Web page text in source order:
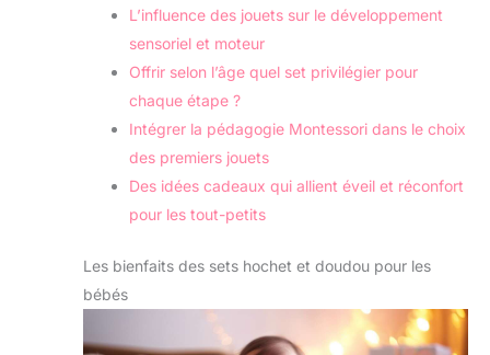
L’influence des jouets sur le développement
sensoriel et moteur
Offrir selon l’âge quel set privilégier pour
chaque étape ?
Intégrer la pédagogie Montessori dans le choix
des premiers jouets
Des idées cadeaux qui allient éveil et réconfort
pour les tout-petits
Les bienfaits des sets hochet et doudou pour les
bébés